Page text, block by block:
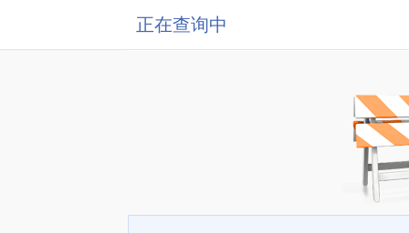
正在查询中